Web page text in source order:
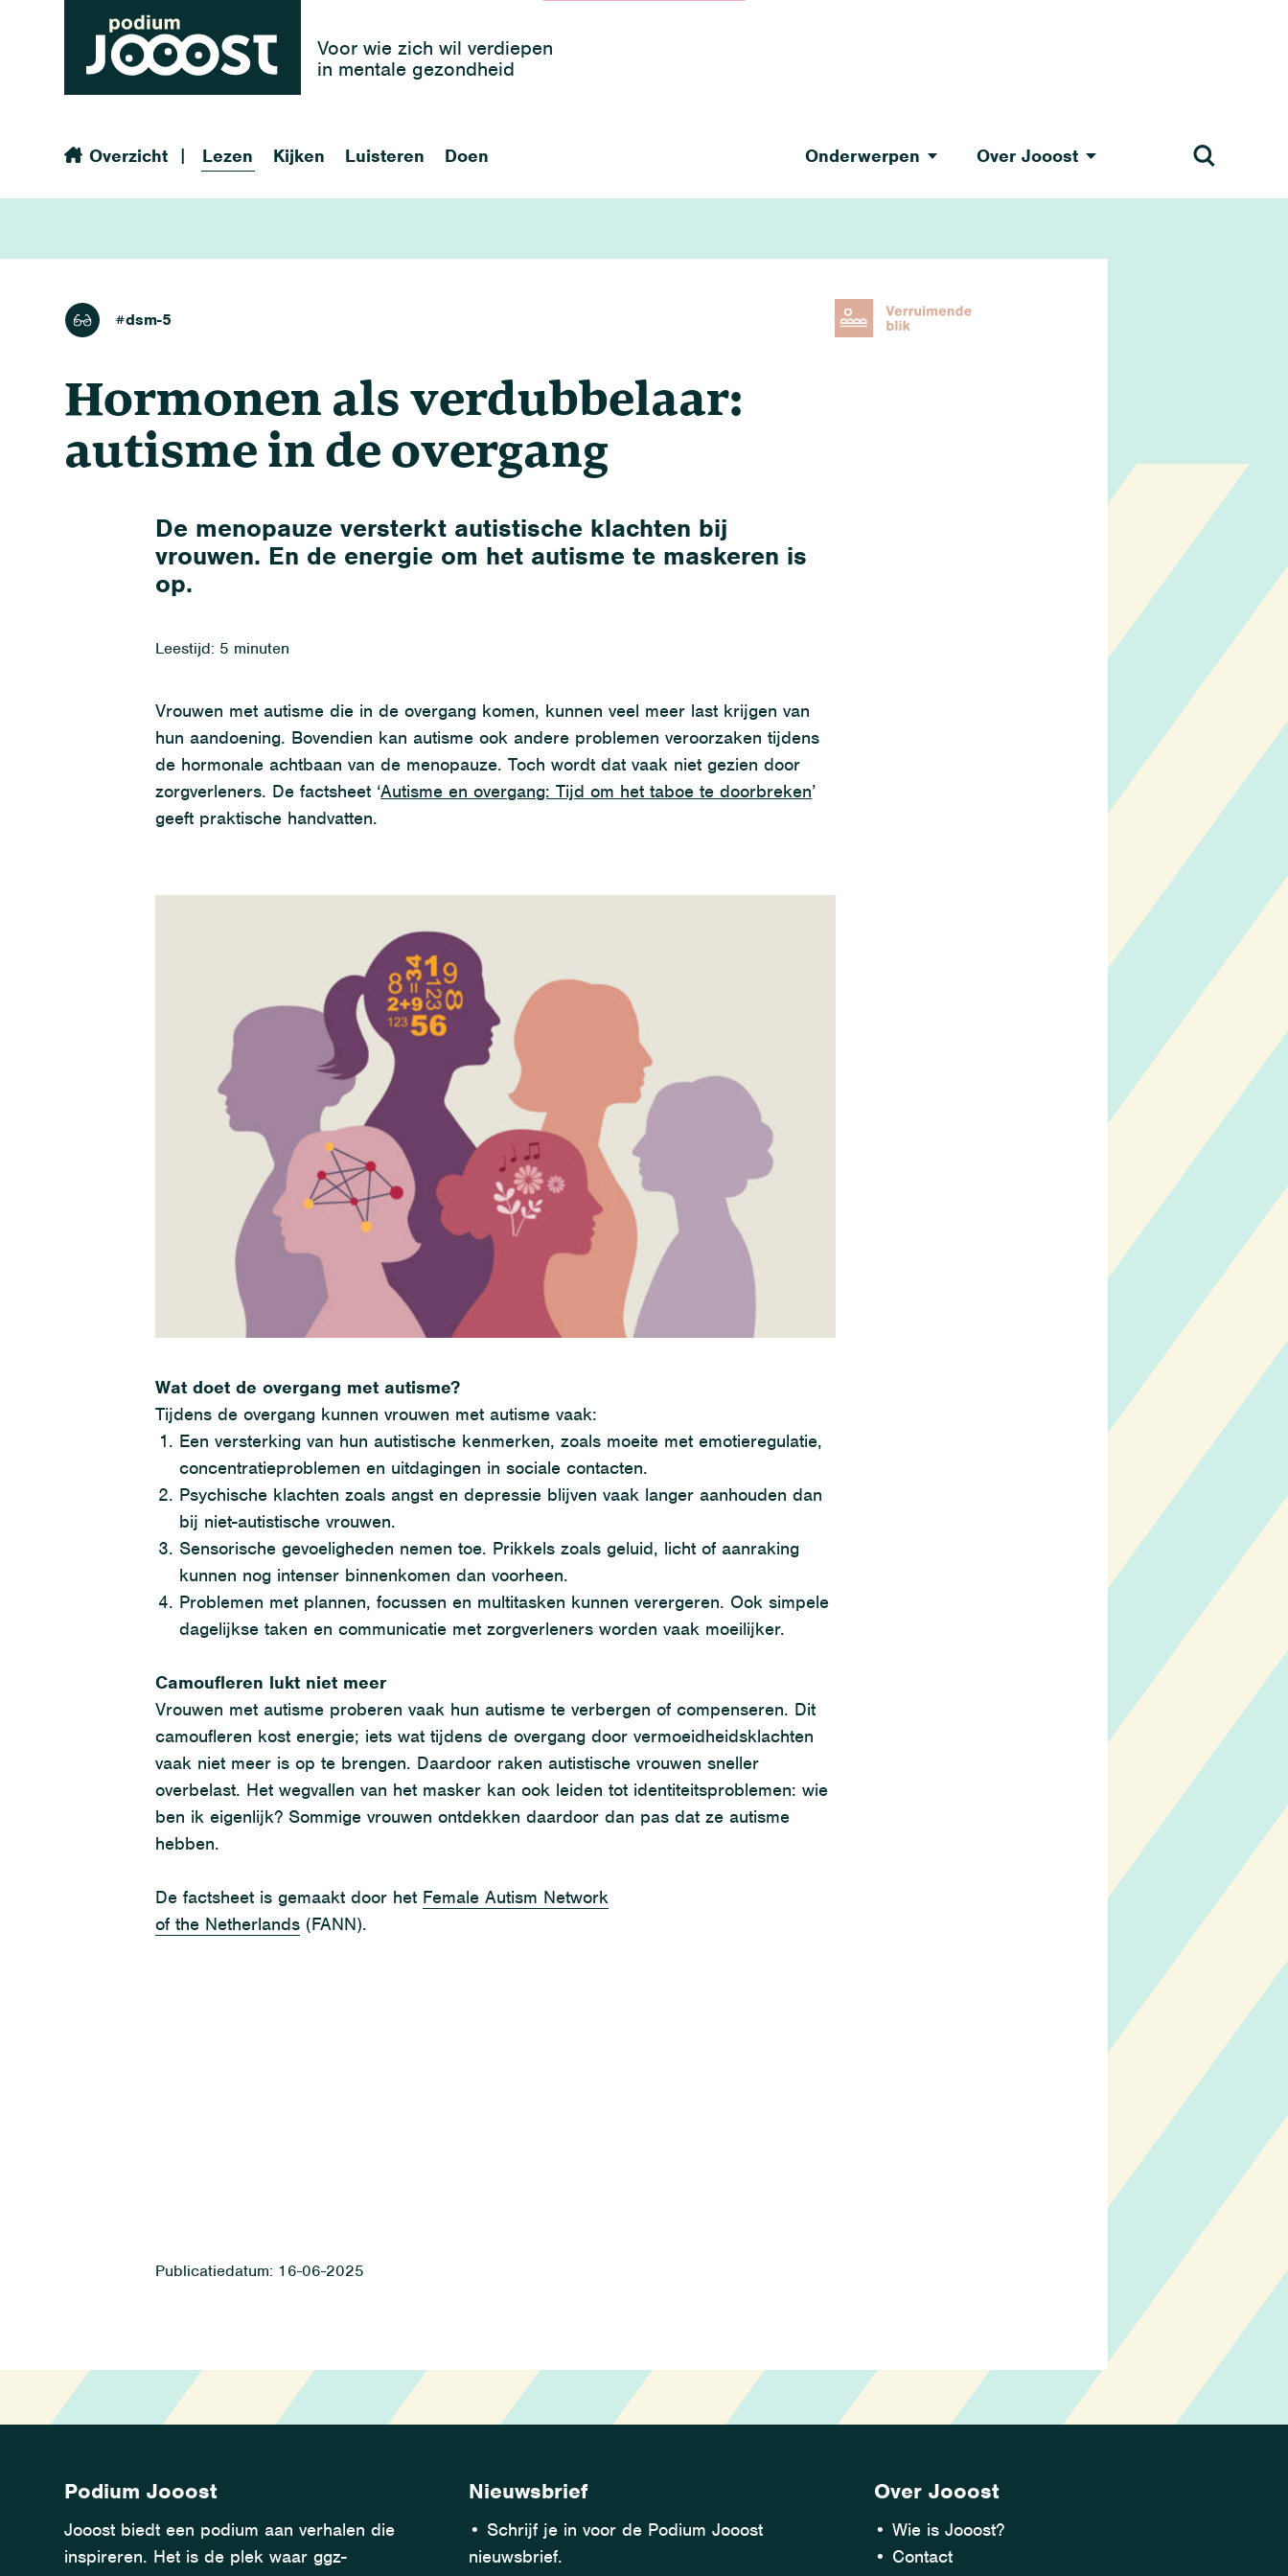
Voor wie zich wil verdiepen
in mentale gezondheid
Overzicht | Lezen Kijken Luisteren Doen Onderwerpen Over Jooost
lezen
#dsm-5
Hormonen als verdubbelaar:
autisme in de overgang
De menopauze versterkt autistische klachten bij
vrouwen. En de energie om het autisme te maskeren is
op.
Leestijd: 5 minuten
Vrouwen met autisme die in de overgang komen, kunnen veel meer last krijgen van
hun aandoening. Bovendien kan autisme ook andere problemen veroorzaken tijdens
de hormonale achtbaan van de menopauze. Toch wordt dat vaak niet gezien door
zorgverleners. De factsheet ‘Autisme en overgang: Tijd om het taboe te doorbreken’
geeft praktische handvatten.
Wat doet de overgang met autisme?
Tijdens de overgang kunnenvrouwen met autisme vaak:
Een versterking van hun autistische kenmerken, zoals moeite met emotieregulatie,
concentratieproblemen en uitdagingen in sociale contacten.
Psychische klachten zoals angst en depressie blijvenvaak langer aanhouden dan
bij niet-autistische vrouwen.
Sensorische gevoeligheden nemen toe. Prikkels zoals geluid, licht of aanraking
kunnen nog intenser binnenkomen dan voorheen.
Problemen met plannen, focussen en multitasken kunnen verergeren. Ook simpele
dagelijkse taken en communicatie met zorgverleners worden vaak moeilijker.
Camoufleren lukt niet meer
Vrouwen met autisme proberen vaak hun autisme te verbergen of compenseren. Dit
camoufleren kost energie; iets wat tijdens de overgangdoor vermoeidheidsklachten
vaak niet meer is op te brengen. Daardoor rakenautistische vrouwen sneller
overbelast. Het wegvallen van het masker kan ook leiden tot identiteitsproblemen: wie
ben ik eigenlijk? Sommige vrouwen ontdekken daardoor dan pas dat ze autisme
hebben.
Defactsheet is gemaakt door het Female Autism Network
ofthe Netherlands (FANN).
16-06-2025
Podium Jooost
Jooost biedt een podium aan verhalen die
inspireren. Het is de plek waar ggz-
Nieuwsbrief
• Schrijf je in voor de Podium Jooost
nieuwsbrief.
Over Jooost
• Wie is Jooost?
• Contact